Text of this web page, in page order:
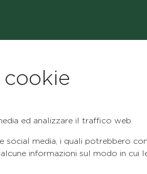
ed analizzare il traffico web.
social media, i quali potrebbero
informazioni sul modo in cui